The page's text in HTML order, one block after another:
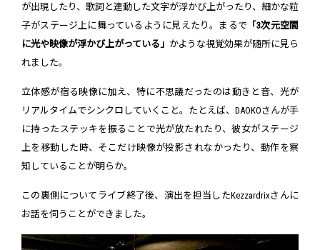
が出現したり、歌詞と連動した文字が浮かび上がったり、細かな粒
子がステージ上に舞っているように見えたり。まるで 「3次元空間
に光や映像が浮かび上がっている」 かような視覚効果が随所に見ら
れました。
立体感が宿る映像に加え、特に不思議だったのは動きと音、光が
リアルタイムでシンクロしていくこと。たとえば、DAOKOさんが手
に持ったステッキを振ることで光が放たれたり、彼女がステージ
上を移動した時、そこだけ映像が投影されなかったり、動作を察
知していることが明らか。
この裏側についてライブ終了後、演出を担当したKezzardrixさんに
お話を伺うことができました。